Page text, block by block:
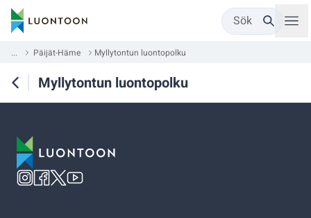
Sök
... Päijät-Häme Myllytontun luontopolku
Myllytontun luontopolku